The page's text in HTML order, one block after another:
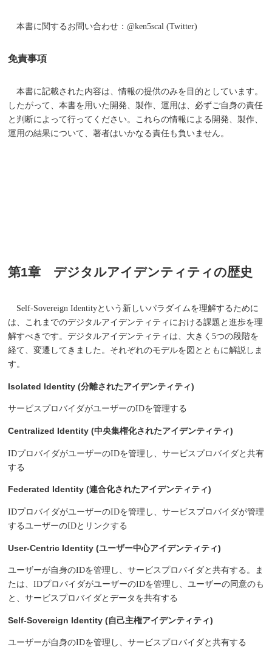
本書に関するお問い合わせ：@ken5scal (Twitter)
免責事項
本書に記載された内容は、情報の提供のみを目的としています。
したがって、本書を用いた開発、製作、運用は、必ずご自身の責任
と判断によって行ってください。これらの情報による開発、製作、
運用の結果について、著者はいかなる責任も負いません。
第1章 デジタルアイデンティティの歴史
Self-Sovereign Identityという新しいパラダイムを理解するために
は、これまでのデジタルアイデンティティにおける課題と進歩を理
解すべきです。デジタルアイデンティティは、大きく5つの段階を
経て、変遷してきました。それぞれのモデルを図とともに解説しま
す。
Isolated Identity (分離されたアイデンティティ)
サービスプロバイダがユーザーのIDを管理する
Centralized Identity (中央集権化されたアイデンティティ)
IDプロバイダがユーザーのIDを管理し、サービスプロバイダと共有
する
Federated Identity (連合化されたアイデンティティ)
IDプロバイダがユーザーのIDを管理し、サービスプロバイダが管理
するユーザーのIDとリンクする
User-Centric Identity (ユーザー中心アイデンティティ)
ユーザーが自身のIDを管理し、サービスプロバイダと共有する。ま
たは、IDプロバイダがユーザーのIDを管理し、ユーザーの同意のも
と、サービスプロバイダとデータを共有する
Self-Sovereign Identity (自己主権アイデンティティ)
ユーザーが自身のIDを管理し、サービスプロバイダと共有する